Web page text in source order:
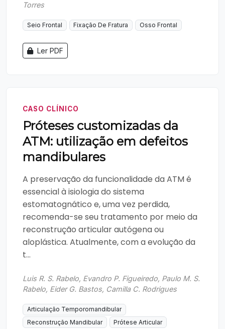
Torres
Seio Frontal Fixação De Fratura Osso Frontal
Ler PDF
CASO CLÍNICO
Próteses customizadas da
ATM: utilização em defeitos
mandibulares
A preservação da funcionalidade da ATM é
essencial à isiologia do sistema
estomatognático e, uma vez perdida,
recomenda-se seu tratamento por meio da
reconstrução articular autógena ou
aloplástica. Atualmente, com a evolução da
t...
Luis R. S. Rabelo, Evandro P. Figueiredo, Paulo M. S.
Rabelo, Eider G. Bastos, Camilla C. Rodrigues
Articulação Temporomandibular
Reconstrução Mandibular
Prótese Articular